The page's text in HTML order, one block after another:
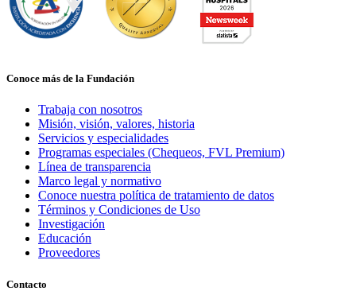
Conoce más de la Fundación
Trabaja con nosotros
Misión, visión, valores, historia
Servicios y especialidades
Programas especiales (Chequeos, FVL Premium)
Línea de transparencia
Marco legal y normativo
Conoce nuestra política de tratamiento de datos
Términos y Condiciones de Uso
Investigación
Educación
Proveedores
Contacto